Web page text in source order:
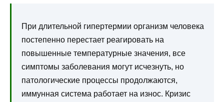
При длительной гипертермии организм человека
постепенно перестает реагировать на
повышенные температурные значения, все
симптомы заболевания могут исчезнуть, но
патологические процессы продолжаются,
иммунная система работает на износ. Кризис